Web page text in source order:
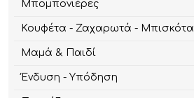
Μπομπονιέρες
Κουφέτα - Ζαχαρωτά - Μπισκότα
Μαμά & Παιδί
Ένδυση - Υπόδηση